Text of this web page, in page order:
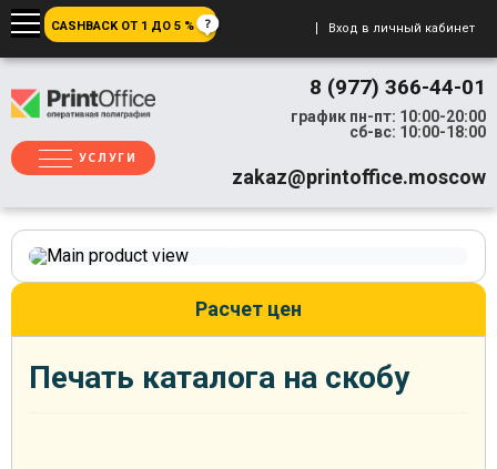
CASHBACK ОТ 1 ДО 5 % Вход в личный кабинет
УСЛУГИ
8 (977) 366-44-01
график пн-пт: 10:00-20:00
сб-вс: 10:00-18:00
zakaz@printoffice.moscow
Расчет цен
Печать каталога на скобу